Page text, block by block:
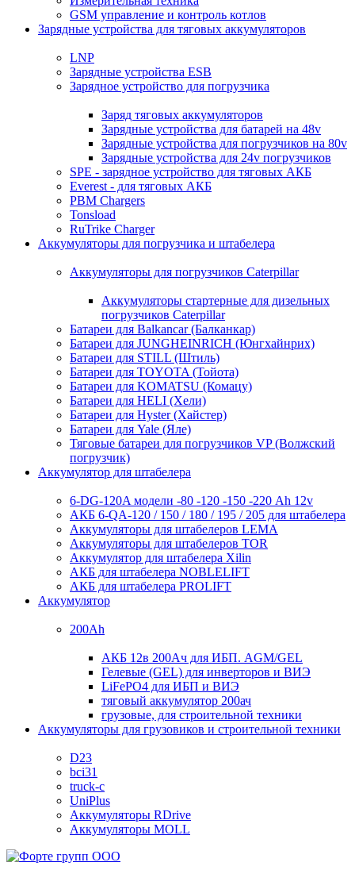
GSM управление и контроль котлов
Зарядные устройства для тяговых аккумуляторов
LNP
Зарядные устройства ESB
Зарядное устройство для погрузчика
Заряд тяговых аккумуляторов
Зарядные устройства для батарей на 48v
Зарядные устройства для погрузчиков на 80v
Зарядные устройства для 24v погрузчиков
SPE - зарядное устройство для тяговых АКБ
Everest - для тяговых АКБ
PBM Chargers
Tonsload
RuTrike Charger
Аккумуляторы для погрузчика и штабелера
Аккумуляторы для погрузчиков Caterpillar
Аккумуляторы стартерные для дизельных
погрузчиков Caterpillar
Батареи для Balkancar (Балканкар)
Батареи для JUNGHEINRICH (Юнгхайнрих)
Батареи для STILL (Штиль)
Батареи для TOYOTA (Тойота)
Батареи для KOMATSU (Комацу)
Батареи для HELI (Хели)
Батареи для Hyster (Хайстер)
Батареи для Yale (Яле)
Тяговые батареи для погрузчиков VP (Волжский
погрузчик)
Аккумулятор для штабелера
6-DG-120A модели -80 -120 -150 -220 Ah 12v
АКБ 6-QA-120 / 150 / 180 / 195 / 205 для штабелера
Аккумуляторы для штабелеров LEMA
Аккумуляторы для штабелеров TOR
Аккумулятор для штабелера Xilin
АКБ для штабелера NOBLELIFT
АКБ для штабелера PROLIFT
Аккумулятор
200Ah
АКБ 12в 200Ач для ИБП. AGM/GEL
Гелевые (GEL) для инверторов и ВИЭ
LiFePO4 для ИБП и ВИЭ
тяговый аккумулятор 200ач
грузовые, для строительной техники
Аккумуляторы для грузовиков и строительной техники
D23
bci31
truck-c
UniPlus
Аккумуляторы RDrive
Аккумуляторы MOLL